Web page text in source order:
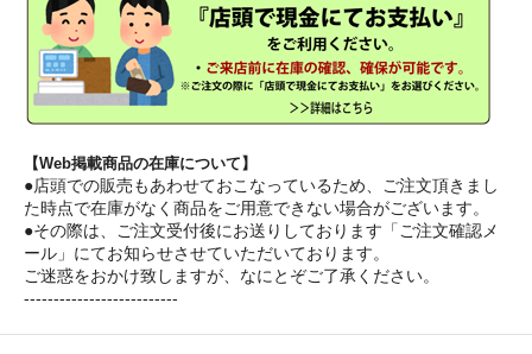
【Web掲載商品の在庫について】
●店頭での販売もあわせておこなっているため、ご注文頂きまし
た時点で在庫がなく商品をご用意できない場合がございます。
●その際は、ご注文受付後にお送りしております「ご注文確認メ
ール」にてお知らせさせていただいております。
ご迷惑をおかけ致しますが、なにとぞご了承ください。
--------------------------